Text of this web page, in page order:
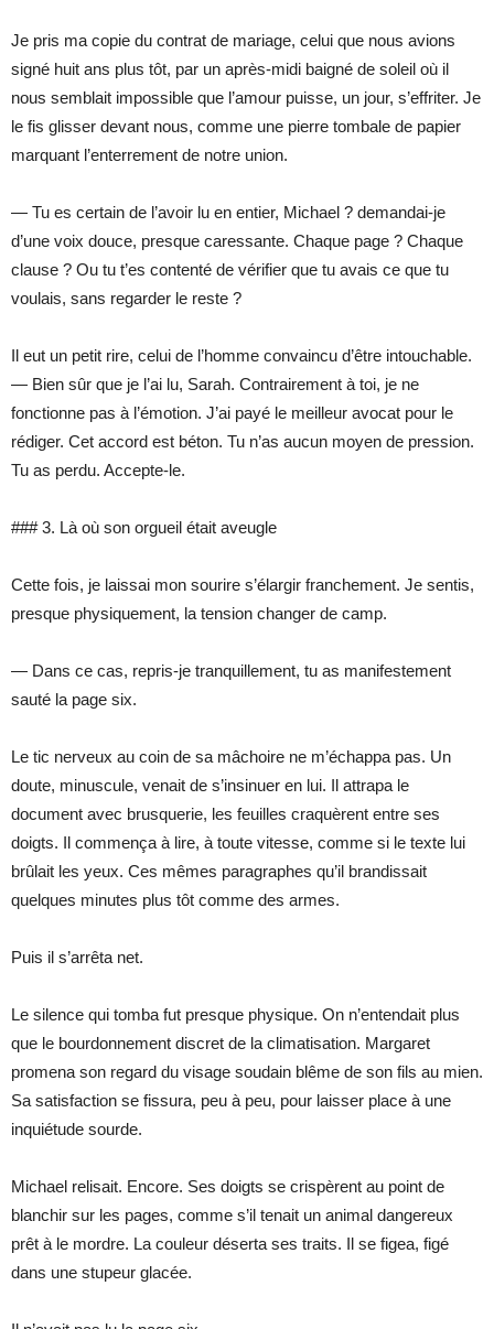
Je pris ma copie du contrat de mariage, celui que nous avions
signé huit ans plus tôt, par un après-midi baigné de soleil où il
nous semblait impossible que l’amour puisse, un jour, s’effriter. Je
le fis glisser devant nous, comme une pierre tombale de papier
marquant l’enterrement de notre union.
— Tu es certain de l’avoir lu en entier, Michael ? demandai-je
d’une voix douce, presque caressante. Chaque page ? Chaque
clause ? Ou tu t’es contenté de vérifier que tu avais ce que tu
voulais, sans regarder le reste ?
Il eut un petit rire, celui de l’homme convaincu d’être intouchable.
— Bien sûr que je l’ai lu, Sarah. Contrairement à toi, je ne
fonctionne pas à l’émotion. J’ai payé le meilleur avocat pour le
rédiger. Cet accord est béton. Tu n’as aucun moyen de pression.
Tu as perdu. Accepte-le.
### 3. Là où son orgueil était aveugle
Cette fois, je laissai mon sourire s’élargir franchement. Je sentis,
presque physiquement, la tension changer de camp.
— Dans ce cas, repris-je tranquillement, tu as manifestement
sauté la page six.
Le tic nerveux au coin de sa mâchoire ne m’échappa pas. Un
doute, minuscule, venait de s’insinuer en lui. Il attrapa le
document avec brusquerie, les feuilles craquèrent entre ses
doigts. Il commença à lire, à toute vitesse, comme si le texte lui
brûlait les yeux. Ces mêmes paragraphes qu’il brandissait
quelques minutes plus tôt comme des armes.
Puis il s’arrêta net.
Le silence qui tomba fut presque physique. On n’entendait plus
que le bourdonnement discret de la climatisation. Margaret
promena son regard du visage soudain blême de son fils au mien.
Sa satisfaction se fissura, peu à peu, pour laisser place à une
inquiétude sourde.
Michael relisait. Encore. Ses doigts se crispèrent au point de
blanchir sur les pages, comme s’il tenait un animal dangereux
prêt à le mordre. La couleur déserta ses traits. Il se figea, figé
dans une stupeur glacée.